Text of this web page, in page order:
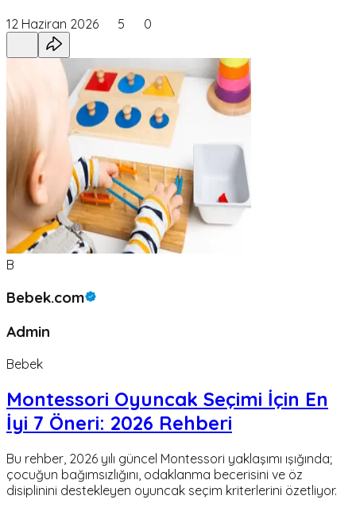
12 Haziran 2026 5 0
B
Bebek.com
Admin
Bebek
Montessori Oyuncak Seçimi İçin En
İyi 7 Öneri: 2026 Rehberi
Bu rehber, 2026 yılı güncel Montessori yaklaşımı ışığında;
çocuğun bağımsızlığını, odaklanma becerisini ve öz
disiplinini destekleyen oyuncak seçim kriterlerini özetliyor.